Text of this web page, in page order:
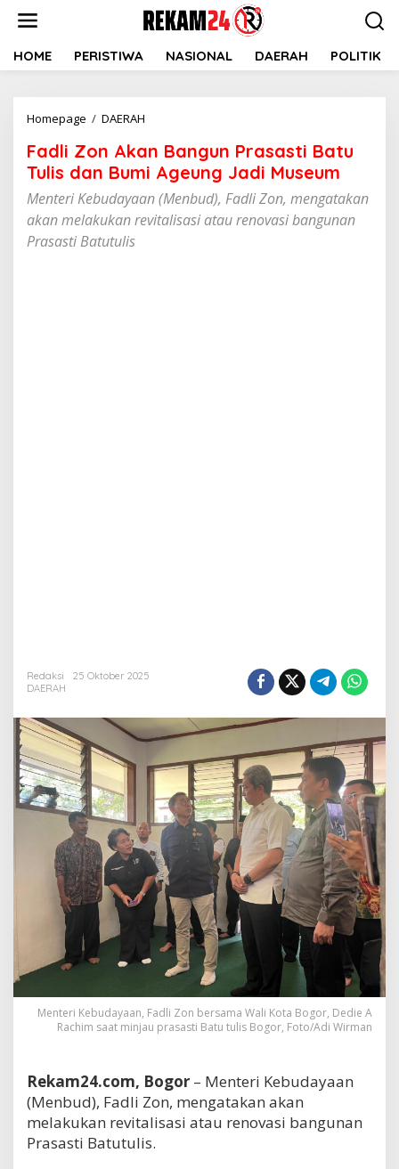
HOME PERISTIWA NASIONAL DAERAH POLITIK
Homepage / DAERAH
Akan
Bangun
Prasasti
Batu
Tulis
Fadli Zon Akan Bangun Prasasti Batu
Tulis dan Bumi Ageung Jadi Museum
Menteri Kebudayaan (Menbud), Fadli Zon, mengatakan
akan melakukan revitalisasi atau renovasi bangunan
Prasasti Batutulis
Redaksi
25 Oktober 2025
DAERAH
Menteri Kebudayaan, Fadli Zon bersama Wali Kota Bogor, Dedie A
Rachim saat minjau prasasti Batu tulis Bogor, Foto/Adi Wirman
Rekam24.com, Bogor – Menteri Kebudayaan
(Menbud), Fadli Zon, mengatakan akan
melakukan revitalisasi atau renovasi bangunan
Prasasti Batutulis.